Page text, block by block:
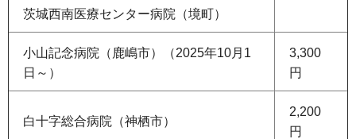
茨城西南医療センター病院（境町）
小山記念病院（鹿嶋市）（2025年10月1
日～）
3,300
円
白十字総合病院（神栖市）
2,200
円